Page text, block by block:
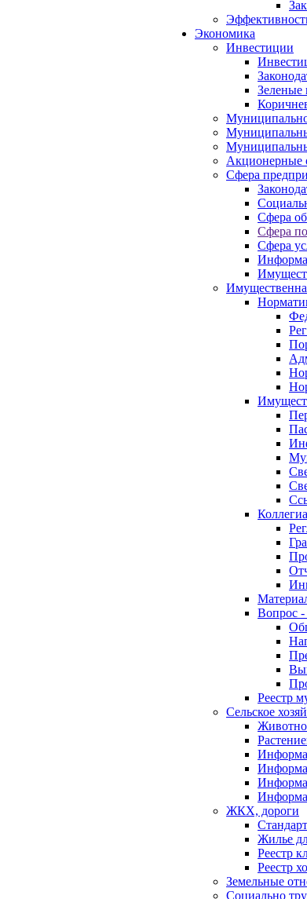
Экономика
Инвестиции
Зеленые
Акционерные
Сфера
Сфера
Сфера
Сфера
Вопрос -
Реестр
Сельское
ЖКХ, дороги
Жилье
Реестр
Реестр
Земельные
Социально